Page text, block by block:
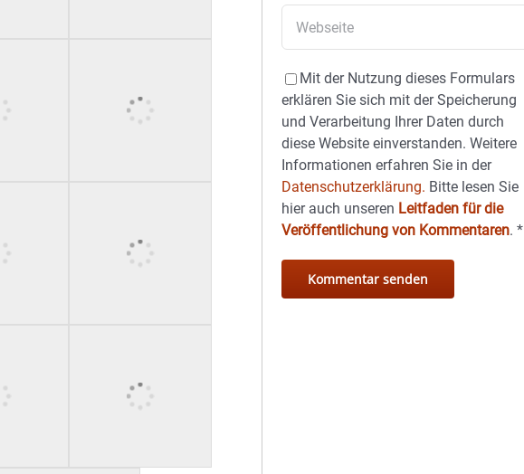
Mit der Nutzung dieses Formulars
erklären Sie sich mit der Speicherung
und Verarbeitung Ihrer Daten durch
diese Website einverstanden. Weitere
Informationen erfahren Sie in der
Datenschutzerklärung. Bitte lesen Sie
hier auch unseren Leitfaden für die
Veröffentlichung von Kommentaren.*